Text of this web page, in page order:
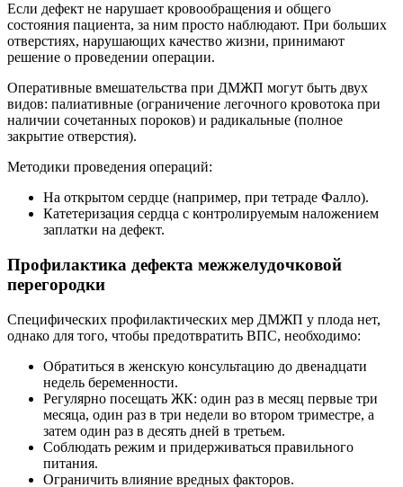
Если дефект не нарушает кровообращения и общего
состояния пациента, за ним просто наблюдают. При больших
отверстиях, нарушающих качество жизни, принимают
решение о проведении операции.
Оперативные вмешательства при ДМЖП могут быть двух
видов: палиативные (ограничение легочного кровотока при
наличии сочетанных пороков) и радикальные (полное
закрытие отверстия).
Методики проведения операций:
На открытом сердце (например, при тетраде Фалло).
Катетеризация сердца с контролируемым наложением
заплатки на дефект.
Профилактика дефекта межжелудочковой
перегородки
Специфических профилактических мер ДМЖП у плода нет,
однако для того, чтобы предотвратить ВПС, необходимо:
Обратиться в женскую консультацию до двенадцати
недель беременности.
Регулярно посещать ЖК: один раз в месяц первые три
месяца, один раз в три недели во втором триместре, а
затем один раз в десять дней в третьем.
Соблюдать режим и придерживаться правильного
питания.
Ограничить влияние вредных факторов.